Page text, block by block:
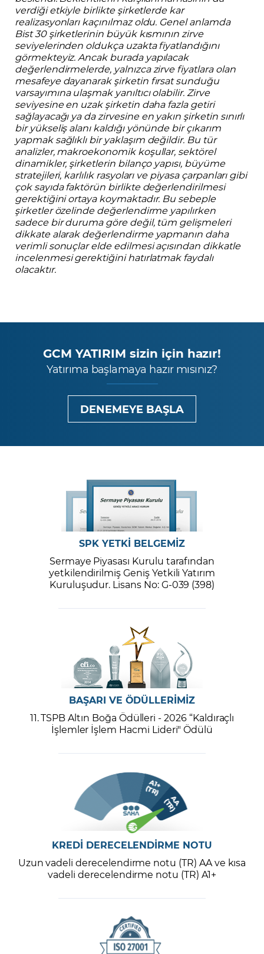
verdiği etkiyle birlikte şirketlerde kar
realizasyonları kaçınılmaz oldu. Genel anlamda
Bist 30 şirketlerinin büyük kısmının zirve
seviyelerinden oldukça uzakta fiyatlandığını
görmekteyiz. Ancak burada yapılacak
değerlendirmelerde, yalnızca zirve fiyatlara olan
mesafeye dayanarak şirketin fırsat sunduğu
varsayımına ulaşmak yanıltıcı olabilir. Zirve
seviyesine en uzak şirketin daha fazla getiri
sağlayacağı ya da zirvesine en yakın şirketin sınırlı
bir yükseliş alanı kaldığı yönünde bir çıkarım
yapmak sağlıklı bir yaklaşım değildir. Bu tür
analizler, makroekonomik koşullar, sektörel
dinamikler, şirketlerin bilanço yapısı, büyüme
stratejileri, karlılık rasyoları ve piyasa çarpanları gibi
çok sayıda faktörün birlikte değerlendirilmesi
gerektiğini ortaya koymaktadır. Bu sebeple
şirketler özelinde değerlendirme yapılırken
sadece bir duruma göre değil, tüm gelişmeleri
dikkate alarak değerlendirme yapmanın daha
verimli sonuçlar elde edilmesi açısından dikkatle
incelenmesi gerektiğini hatırlatmak faydalı
olacaktır.
GCM YATIRIM sizin için hazır!
Yatırıma başlamaya hazır mısınız?
DENEMEYE BAŞLA
SPK YETKİ BELGEMİZ
Sermaye Piyasası Kurulu tarafından
yetkilendirilmiş Geniş Yetkili Yatırım
Kuruluşudur. Lisans No: G-039 (398)
BAŞARI VE ÖDÜLLERİMİZ
11. TSPB Altın Boğa Ödülleri - 2026 “Kaldıraçlı
İşlemler İşlem Hacmi Lideri" Ödülü
KREDİ DERECELENDİRME NOTU
Uzun vadeli derecelendirme notu (TR) AA ve kısa
vadeli derecelendirme notu (TR) A1+